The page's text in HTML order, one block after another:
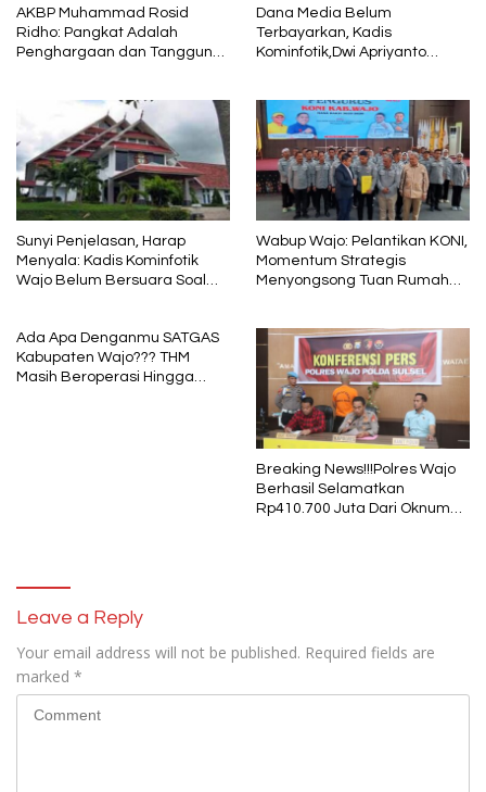
AKBP Muhammad Rosid
Ridho: Pangkat Adalah
Penghargaan dan Tanggung
Dana Media Belum
Terbayarkan, Kadis
Kominfotik,Dwi Apriyanto
Sunyi Penjelasan, Harap
Menyala: Kadis Kominfotik
Wajo Belum Bersuara Soal
Wabup Wajo: Pelantikan KONI,
Momentum Strategis
Menyongsong Tuan Rumah
Ada Apa Denganmu SATGAS
Kabupaten Wajo??? THM
Masih Beroperasi Hingga
Breaking News!!!Polres Wajo
Berhasil Selamatkan
Rp410.700 Juta Dari Oknum
Leave a Reply
Your email address will not be published. Required fields are
marked *